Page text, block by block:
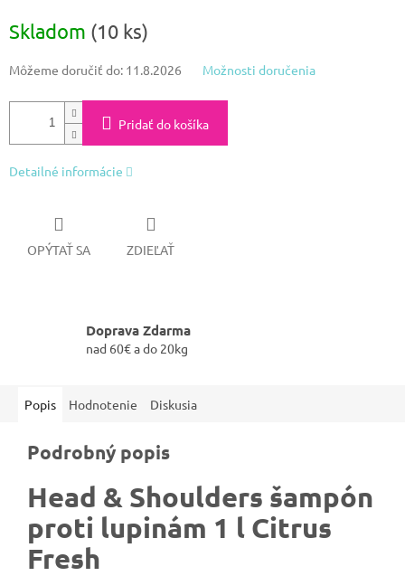
cena:
Skladom (10 ks)
Môžeme doručiť do: 11.8.2026 Možnosti doručenia
Pridať do košíka
Detailné informácie
OPÝTAŤ SA ZDIEĽAŤ
Doprava Zdarma
nad 60€ a do 20kg
Popis Hodnotenie Diskusia
Podrobný popis
Head & Shoulders šampón
proti lupinám 1 l Citrus
Fresh